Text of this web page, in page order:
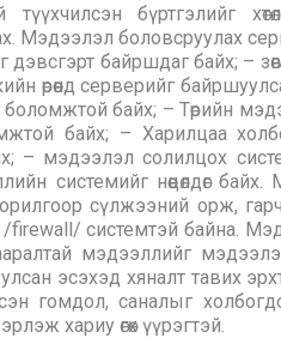
түүхчилсэн бүртгэлийг
Мэдээлэл боловсруулах
байршдаг байх; –
өрөөнд серверийг
байх; – Төрийн
байх; – Харилцаа
– мэдээлэл солилцох
системийг нөөцөлдөг
сүлжээний орж,
firewall/ системтэй байна.
мэдээллийг
эсэхэд хяналт тавих
гомдол, саналыг
хариу өгөх үүрэгтэй.